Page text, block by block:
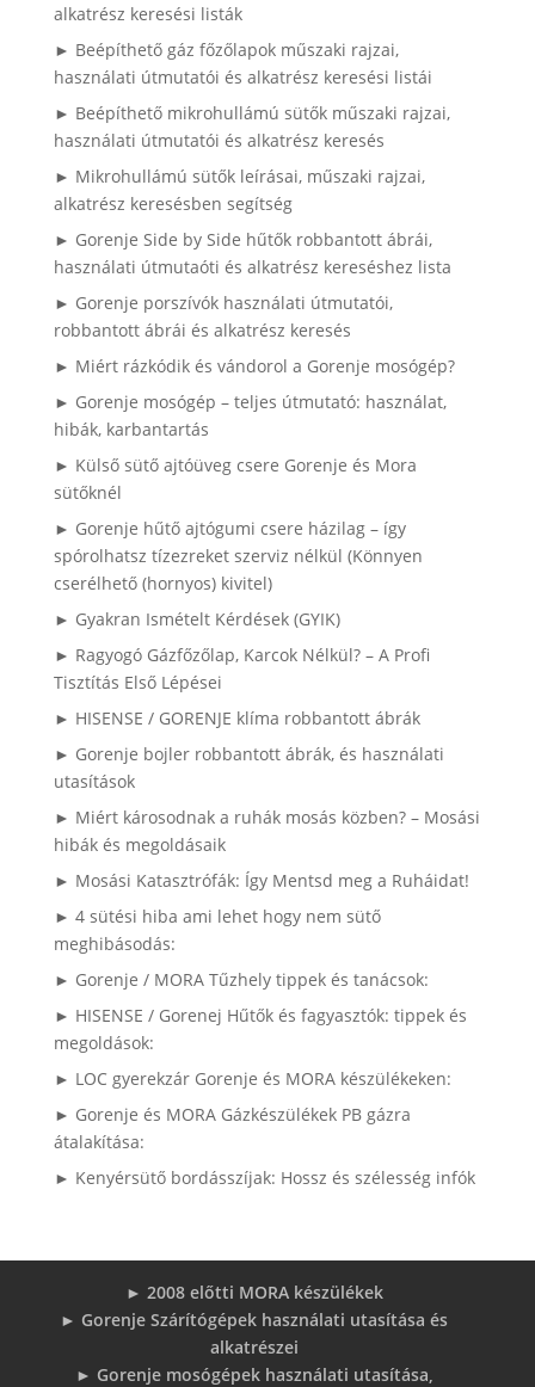
alkatrész keresési listák
► Beépíthető gáz főzőlapok műszaki rajzai,
használati útmutatói és alkatrész keresési listái
► Beépíthető mikrohullámú sütők műszaki rajzai,
használati útmutatói és alkatrész keresés
► Mikrohullámú sütők leírásai, műszaki rajzai,
alkatrész keresésben segítség
► Gorenje Side by Side hűtők robbantott ábrái,
használati útmutaóti és alkatrész kereséshez lista
► Gorenje porszívók használati útmutatói,
robbantott ábrái és alkatrész keresés
► Miért rázkódik és vándorol a Gorenje mosógép?
► Gorenje mosógép – teljes útmutató: használat,
hibák, karbantartás
► Külső sütő ajtóüveg csere Gorenje és Mora
sütőknél
► Gorenje hűtő ajtógumi csere házilag – így
spórolhatsz tízezreket szerviz nélkül (Könnyen
cserélhető (hornyos) kivitel)
► Gyakran Ismételt Kérdések (GYIK)
► Ragyogó Gázfőzőlap, Karcok Nélkül? – A Profi
Tisztítás Első Lépései
► HISENSE / GORENJE klíma robbantott ábrák
► Gorenje bojler robbantott ábrák, és használati
utasítások
► Miért károsodnak a ruhák mosás közben? – Mosási
hibák és megoldásaik
► Mosási Katasztrófák: Így Mentsd meg a Ruháidat!
► 4 sütési hiba ami lehet hogy nem sütő
meghibásodás:
► Gorenje / MORA Tűzhely tippek és tanácsok:
► HISENSE / Gorenej Hűtők és fagyasztók: tippek és
megoldások:
► LOC gyerekzár Gorenje és MORA készülékeken:
► Gorenje és MORA Gázkészülékek PB gázra
átalakítása:
► Kenyérsütő bordásszíjak: Hossz és szélesség infók
► 2008 előtti MORA készülékek
► Gorenje Szárítógépek használati utasítása és
alkatrészei
► Gorenje mosógépek használati utasítása,